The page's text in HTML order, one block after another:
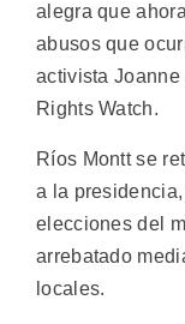
alegra que
abusos que
activista
Rights Watch.
Ríos Montt se
a la
elecciones del
arrebatado
locales.